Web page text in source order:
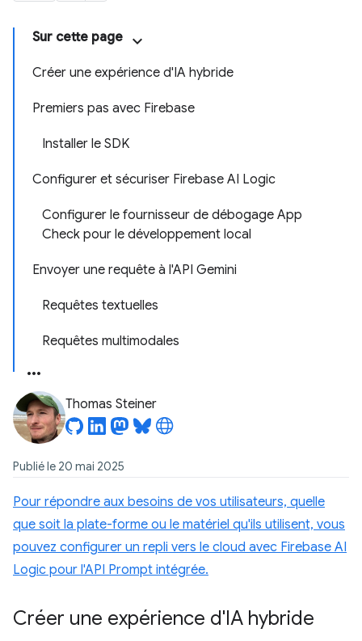
Sur cette page
Créer une expérience d'IA hybride
Premiers pas avec Firebase
Installer le SDK
Configurer et sécuriser Firebase AI Logic
Configurer le fournisseur de débogage App
Check pour le développement local
Envoyer une requête à l'API Gemini
Requêtes textuelles
Requêtes multimodales
Thomas Steiner
Publié le 20 mai 2025
Pour répondre aux besoins de vos utilisateurs, quelle
que soit la plate-forme ou le matériel qu'ils utilisent, vous
pouvez configurer un repli vers le cloud avec Firebase AI
Logic pour l'API Prompt intégrée.
Créer une expérience d'IA hybride